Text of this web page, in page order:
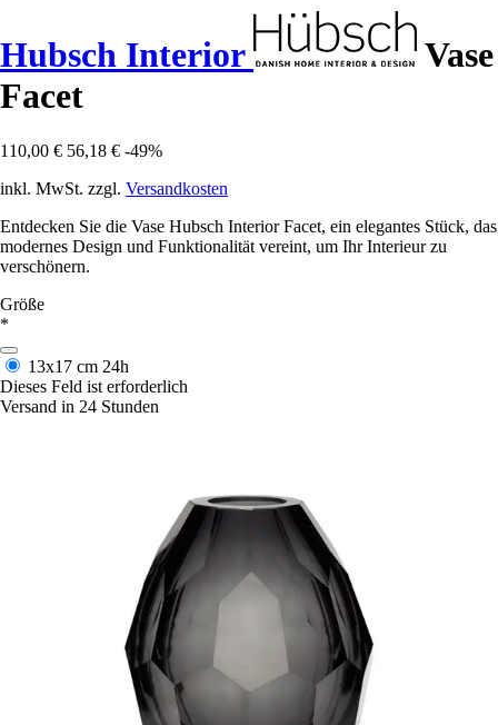
Hubsch Interior
Vase
Facet
110,00 € 56,18 € -49%
inkl. MwSt. zzgl. Versandkosten
Entdecken Sie die Vase Hubsch Interior Facet, ein elegantes Stück, das
modernes Design und Funktionalität vereint, um Ihr Interieur zu
verschönern.
Größe
*
13x17 cm 24h
Dieses Feld ist erforderlich
Versand in 24 Stunden